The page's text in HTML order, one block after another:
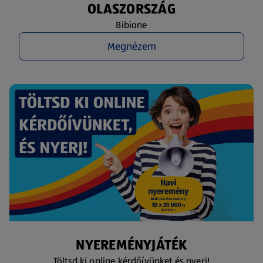
OLASZORSZÁG
Bibione
Megnézem
NYEREMÉNYJÁTÉK